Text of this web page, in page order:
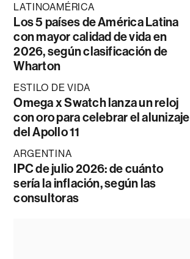
LATINOAMÉRICA
Los 5 países de América Latina
con mayor calidad de vida en
2026, según clasificación de
Wharton
ESTILO DE VIDA
Omega x Swatch lanza un reloj
con oro para celebrar el alunizaje
del Apollo 11
ARGENTINA
IPC de julio 2026: de cuánto
sería la inflación, según las
consultoras